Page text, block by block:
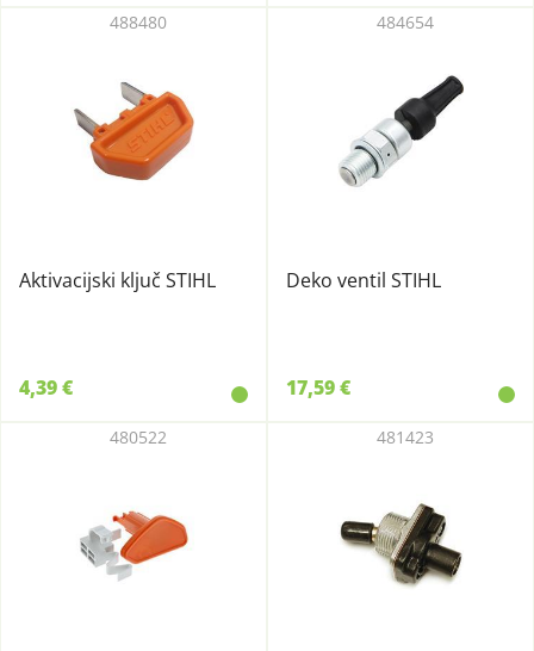
Aktivacijski ključ STIHL
488480
4,39 €
Deko ventil STIHL
484654
17,59 €
480522 481423